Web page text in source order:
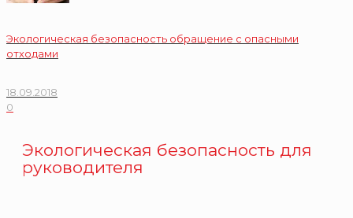
Экологическая безопасность обращение с опасными
отходами
18.09.2018
0
Экологическая безопасность для
руководителя